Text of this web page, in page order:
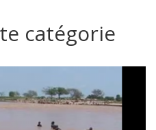
catégorie